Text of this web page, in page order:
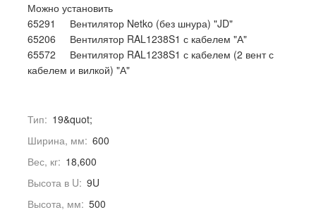
Можно установить
65291 Вентилятор Netko (без шнура) "JD"
65206 Вентилятор RAL1238S1 с кабелем "А"
65572 Вентилятор RAL1238S1 с кабелем (2 вент с
кабелем и вилкой) "А"
Тип: 19&quot;
Ширина, мм: 600
Вес, кг: 18,600
Высота в U: 9U
Высота, мм: 500